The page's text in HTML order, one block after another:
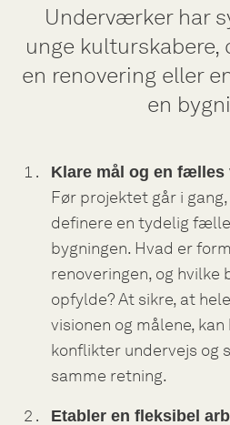
Underværker har
unge kulturskabere,
en renovering eller
en
Klare mål og en fælles
Før projektet går i
definere en tydelig
bygningen. Hvad er
renoveringen, og hvilke
opfylde? At sikre, at
visionen og målene,
konflikter undervejs og
samme retning.
Etabler en fleksibel